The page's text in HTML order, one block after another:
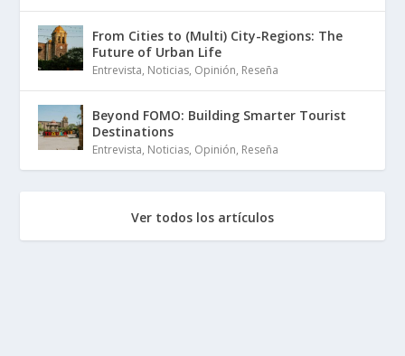
From Cities to (Multi) City-Regions: The
Future of Urban Life
Entrevista, Noticias, Opinión, Reseña
Beyond FOMO: Building Smarter Tourist
Destinations
Entrevista, Noticias, Opinión, Reseña
Ver todos los artículos